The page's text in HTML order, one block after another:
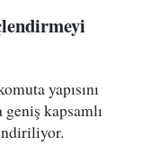
yapısını
kapsamlı